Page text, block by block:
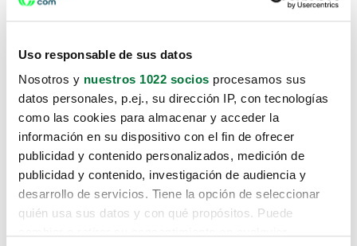
Uso responsable de sus datos
Nosotros y nuestros 1022 socios procesamos sus
datos personales, p.ej., su dirección IP, con tecnologías
como las cookies para almacenar y acceder la
información en su dispositivo con el fin de ofrecer
publicidad y contenido personalizados, medición de
publicidad y contenido, investigación de audiencia y
desarrollo de servicios. Tiene la opción de seleccionar
quién usa sus datos y con qué propósitos. Puede
Lo sentimos, no sabemos como
te hemos traido hasta aquí.
Pero puedes encontrar el coche que estás
buscando en alguno de estos enlaces: